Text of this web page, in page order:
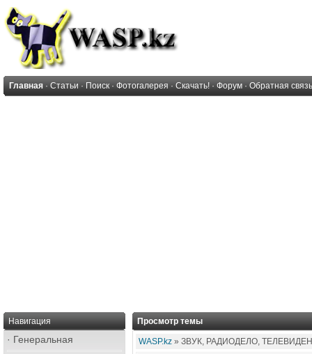
Главная · Статьи · Поиск · Фотогалерея · Скачать! · Форум · Обратная связь
Навигация
· Генеральная
Просмотр темы
WASP.kz » ЗВУК, РАДИОДЕЛО,